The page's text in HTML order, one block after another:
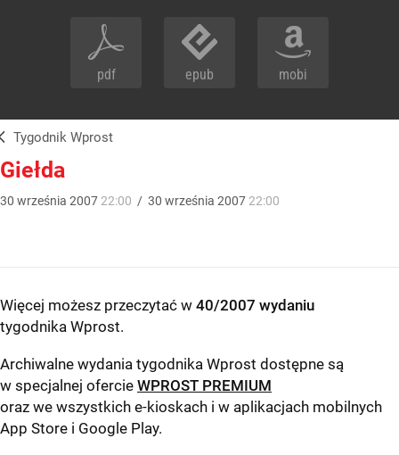
pdf epub mobi
Tygodnik Wprost
Giełda
30 września 2007 22:00 / 30 września 2007 22:00
Więcej możesz przeczytać w 40/2007 wydaniu
tygodnika Wprost.
Archiwalne wydania tygodnika Wprost dostępne są
w specjalnej ofercie WPROST PREMIUM
oraz we wszystkich e-kioskach i w aplikacjach mobilnych
App Store i Google Play.